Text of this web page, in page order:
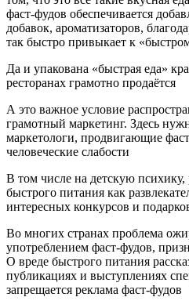
фаст-фудов обеспечивается
добавок, ароматизаторов,
так быстро привыкает к
Да и упакована «быстрая еда»
ресторанах грамотно продаётся
А это важное условие
грамотный маркетинг. Здесь
маркетологи, продвигающие
человеческие слабости
В том числе на детскую
быстрого питания как
интересных конкурсов и
Во многих странах проблема
употреблением фаст-фудов,
О вреде быстрого питания
публикациях и выступлениях
запрещается реклама фаст-фудов